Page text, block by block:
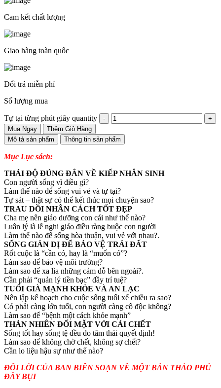
Cam kết chất lượng
Giao hàng toàn quốc
Đổi trả miễn phí
Số lượng mua
Tự tại từng phút giây quantity
Mua Ngay
Thêm Giỏ Hàng
Mô tả sản phẩm
Thông tin sản phẩm
Mục Lục sách:
THÁI ĐỘ ĐÚNG ĐẮN VỀ KIẾP NHÂN SINH
Con người sống vì điều gì?
Làm thế nào để sống vui vẻ và tự tại?
Tự sát – thật sự có thể kết thúc mọi chuyện sao?
TRAU DỒI NHÂN CÁCH TỐT ĐẸP
Cha mẹ nên giáo dưỡng con cái như thế nào?
Luân lý là lễ nghi giáo điều ràng buộc con người
Làm thế nào để sống hòa thuận, vui vẻ với nhau?.
SỐNG GIẢN DỊ ĐỂ BẢO VỆ TRÁI ĐẤT
Rốt cuộc là “cần có, hay là “muốn có”?
Làm sao để bảo vệ môi trường?
Làm sao để xa lìa những cám dỗ bên ngoài?.
Cần phải “quản lý tiền bạc” đầy trí tuệ?
TUỔI GIÀ MẠNH KHỎE VÀ AN LẠC
Nên lập kế hoạch cho cuộc sống tuổi xế chiều ra sao?
Có phải càng lớn tuổi, con người càng cô độc không?
Làm sao để “bệnh một cách khỏe mạnh”
THẢN NHIÊN ĐỐI MẶT VỚI CÁI CHẾT
Sống tốt hay sống tệ đều do tâm thái quyết định!
Làm sao để không chờ chết, không sợ chết?
Cần lo liệu hậu sự như thế nào?
ĐÔI LỜI CỦA BAN BIÊN SOẠN VỀ MỘT BẢN THẢO PHỦ
ĐẦY BỤI